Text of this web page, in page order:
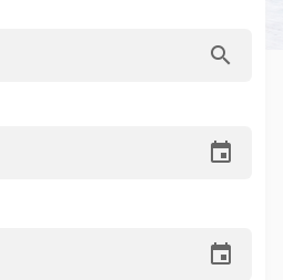
search
event
event